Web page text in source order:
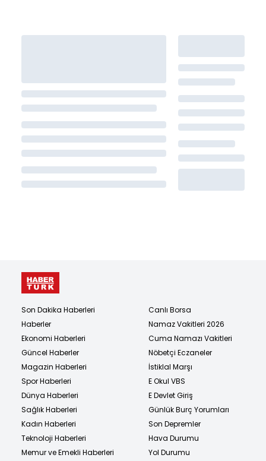
Son Dakika Haberleri
Haberler
Ekonomi Haberleri
Güncel Haberler
Magazin Haberleri
Spor Haberleri
Dünya Haberleri
Sağlık Haberleri
Kadın Haberleri
Teknoloji Haberleri
Memur ve Emekli Haberleri
Canlı Borsa
Namaz Vakitleri 2026
Cuma Namazı Vakitleri
Nöbetçi Eczaneler
İstiklal Marşı
E Okul VBS
E Devlet Giriş
Günlük Burç Yorumları
Son Depremler
Hava Durumu
Yol Durumu